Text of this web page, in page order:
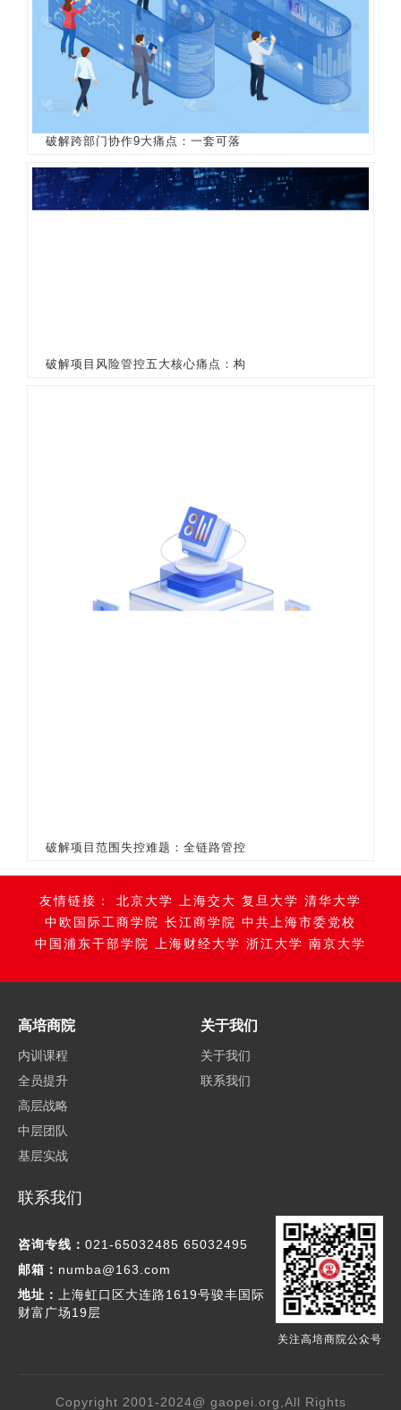
破解跨部门协作9大痛点：一套可落
破解项目风险管控五大核心痛点：构
破解项目范围失控难题：全链路管控
友情链接： 北京大学 上海交大 复旦大学 清华大学
中欧国际工商学院 长江商学院 中共上海市委党校
中国浦东干部学院 上海财经大学 浙江大学 南京大学
高培商院
内训课程
全员提升
高层战略
中层团队
基层实战
关于我们
关于我们
联系我们
联系我们
咨询专线： 021-65032485 65032495
邮箱： numba@163.com
地址：
上海虹口区大连路1619号骏丰国际
财富广场19层
关注高培商院公众号
Copyright 2001-2024@ gaopei.org,All Rights